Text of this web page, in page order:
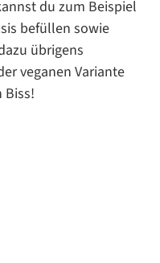
du zum Beispiel
befüllen sowie
übrigens
veganen Variante
Biss!